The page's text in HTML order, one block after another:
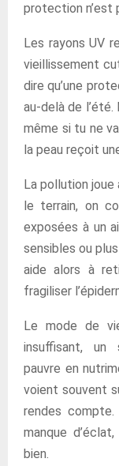
protection n’est
Les rayons UV
vieillissement
dire qu’une
au-delà de
même si tu ne
la peau reçoit
La pollution joue
le terrain, on
exposées à un
sensibles ou
aide alors à
fragiliser
Le mode de
insuffisant, un
pauvre en
voient souvent
rendes
manque
bien.